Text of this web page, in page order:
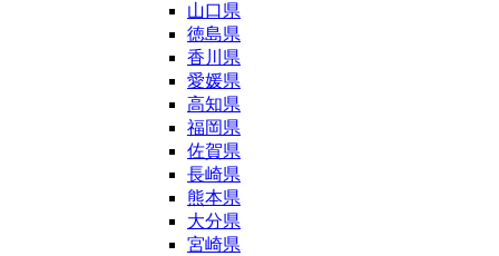
山口県
徳島県
香川県
愛媛県
高知県
福岡県
佐賀県
長崎県
熊本県
大分県
宮崎県